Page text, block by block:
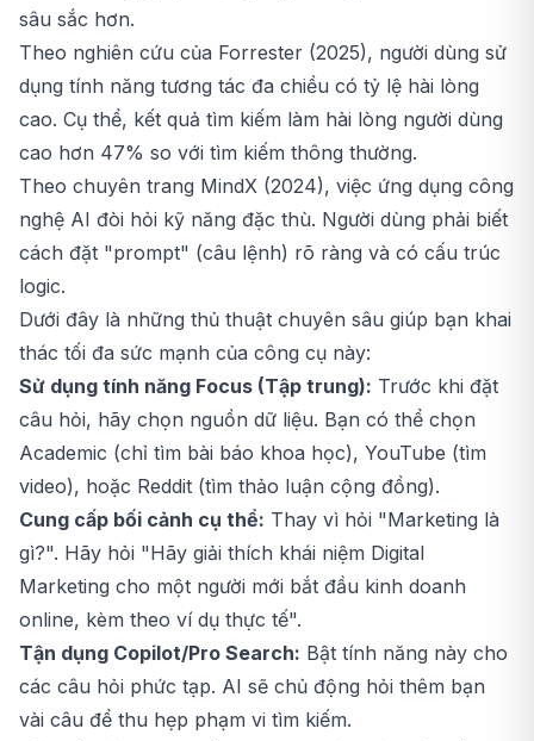
sâu sắc hơn.
Theo nghiên cứu của Forrester (2025), người dùng sử
dụng tính năng tương tác đa chiều có tỷ lệ hài lòng
cao. Cụ thể, kết quả tìm kiếm làm hài lòng người dùng
cao hơn 47% so với tìm kiếm thông thường.
Theo chuyên trang MindX (2024), việc ứng dụng công
nghệ AI đòi hỏi kỹ năng đặc thù. Người dùng phải biết
cách đặt "prompt" (câu lệnh) rõ ràng và có cấu trúc
logic.
Dưới đây là những thủ thuật chuyên sâu giúp bạn khai
thác tối đa sức mạnh của công cụ này:
Sử dụng tính năng Focus (Tập trung): Trước khi đặt
câu hỏi, hãy chọn nguồn dữ liệu. Bạn có thể chọn
Academic (chỉ tìm bài báo khoa học), YouTube (tìm
video), hoặc Reddit (tìm thảo luận cộng đồng).
Cung cấp bối cảnh cụ thể: Thay vì hỏi "Marketing là
gì?". Hãy hỏi "Hãy giải thích khái niệm Digital
Marketing cho một người mới bắt đầu kinh doanh
online, kèm theo ví dụ thực tế".
Tận dụng Copilot/Pro Search: Bật tính năng này cho
các câu hỏi phức tạp. AI sẽ chủ động hỏi thêm bạn
vài câu để thu hẹp phạm vi tìm kiếm.